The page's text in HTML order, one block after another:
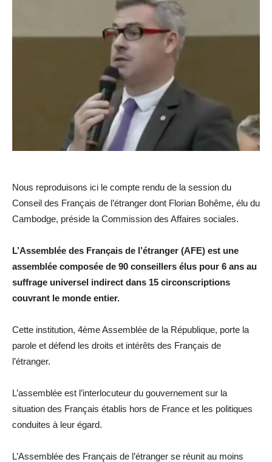
Nous reproduisons ici le compte rendu de la session du
Conseil des Français de l’étranger dont Florian Bohême, élu du
Cambodge, préside la Commission des Affaires sociales.
L’Assemblée des Français de l’étranger (AFE) est une
assemblée composée de 90 conseillers élus pour 6 ans au
suffrage universel indirect dans 15 circonscriptions
couvrant le monde entier.
Cette institution, 4ème Assemblée de la République, porte la
parole et défend les droits et intérêts des Français de
l’étranger.
L’assemblée est l’interlocuteur du gouvernement sur la
situation des Français établis hors de France et les politiques
conduites à leur égard.
L’Assemblée des Français de l’étranger se réunit au moins